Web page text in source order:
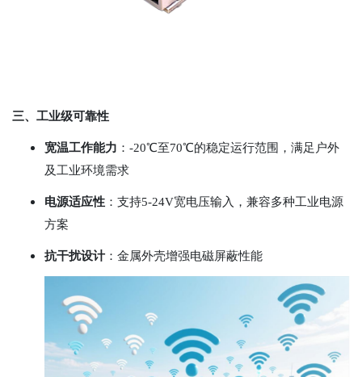
三、工业级可靠性
宽温工作能力 ：-20℃至70℃的稳定运行范围，满足户外
及工业环境需求
电源适应性 ：支持5-24V宽电压输入，兼容多种工业电源
方案
抗干扰设计：金属外壳增强电磁屏蔽性能